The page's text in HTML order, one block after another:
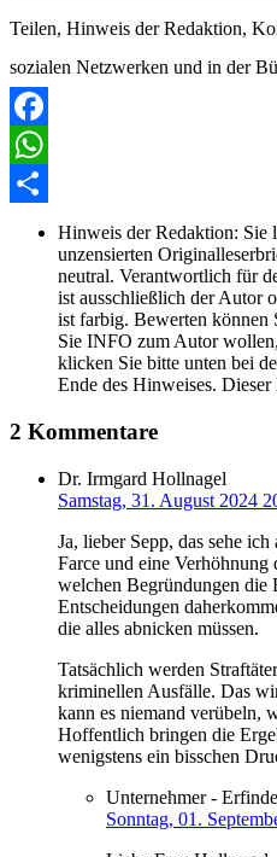
Teilen, Hinweis der Redaktion,
sozialen Netzwerken und in der
Facebook
WhatsApp
Hinweis der Redaktion: Sie
unzensierten
neutral. Verantwortlich für
ist ausschließlich der Autor
ist farbig. Bewerten können
Sie INFO zum Autor
klicken Sie bitte unten bei
Ende des Hinweises.
2 Kommentare
Dr. Irmgard Hollnagel
Samstag, 31. August 2024
Ja, lieber Sepp, das sehe
Farce und eine
welchen Begründungen
Entscheidungen
die alles abnicken müssen.
Tatsächlich werden
kriminellen Ausfälle. Das
kann es niemand verübeln,
Hoffentlich bringen die
wenigstens ein bisschen
Unternehmer -
Sonntag, 01.